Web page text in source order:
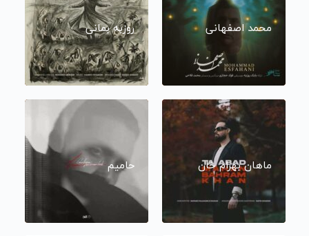
محمد اصفهانی روزبه بمانی
ماهان بهرام خان حامیم